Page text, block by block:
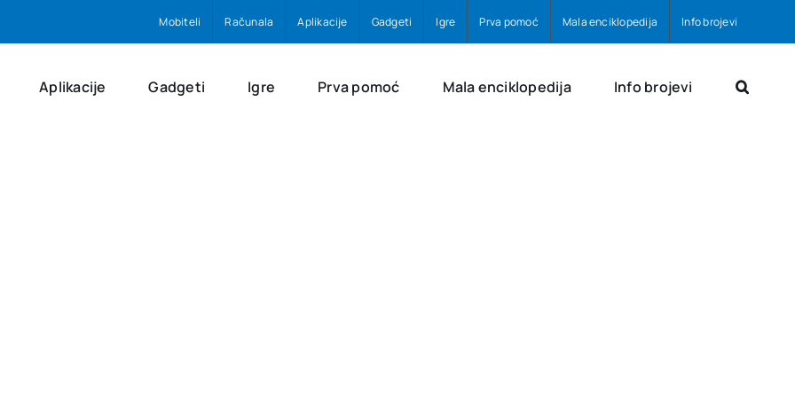
Mobiteli Računala Aplikacije Gadgeti Igre Prva pomoć Mala enciklopedija Info brojevi
Aplikacije Gadgeti Igre Prva pomoć Mala enciklopedija Info brojevi